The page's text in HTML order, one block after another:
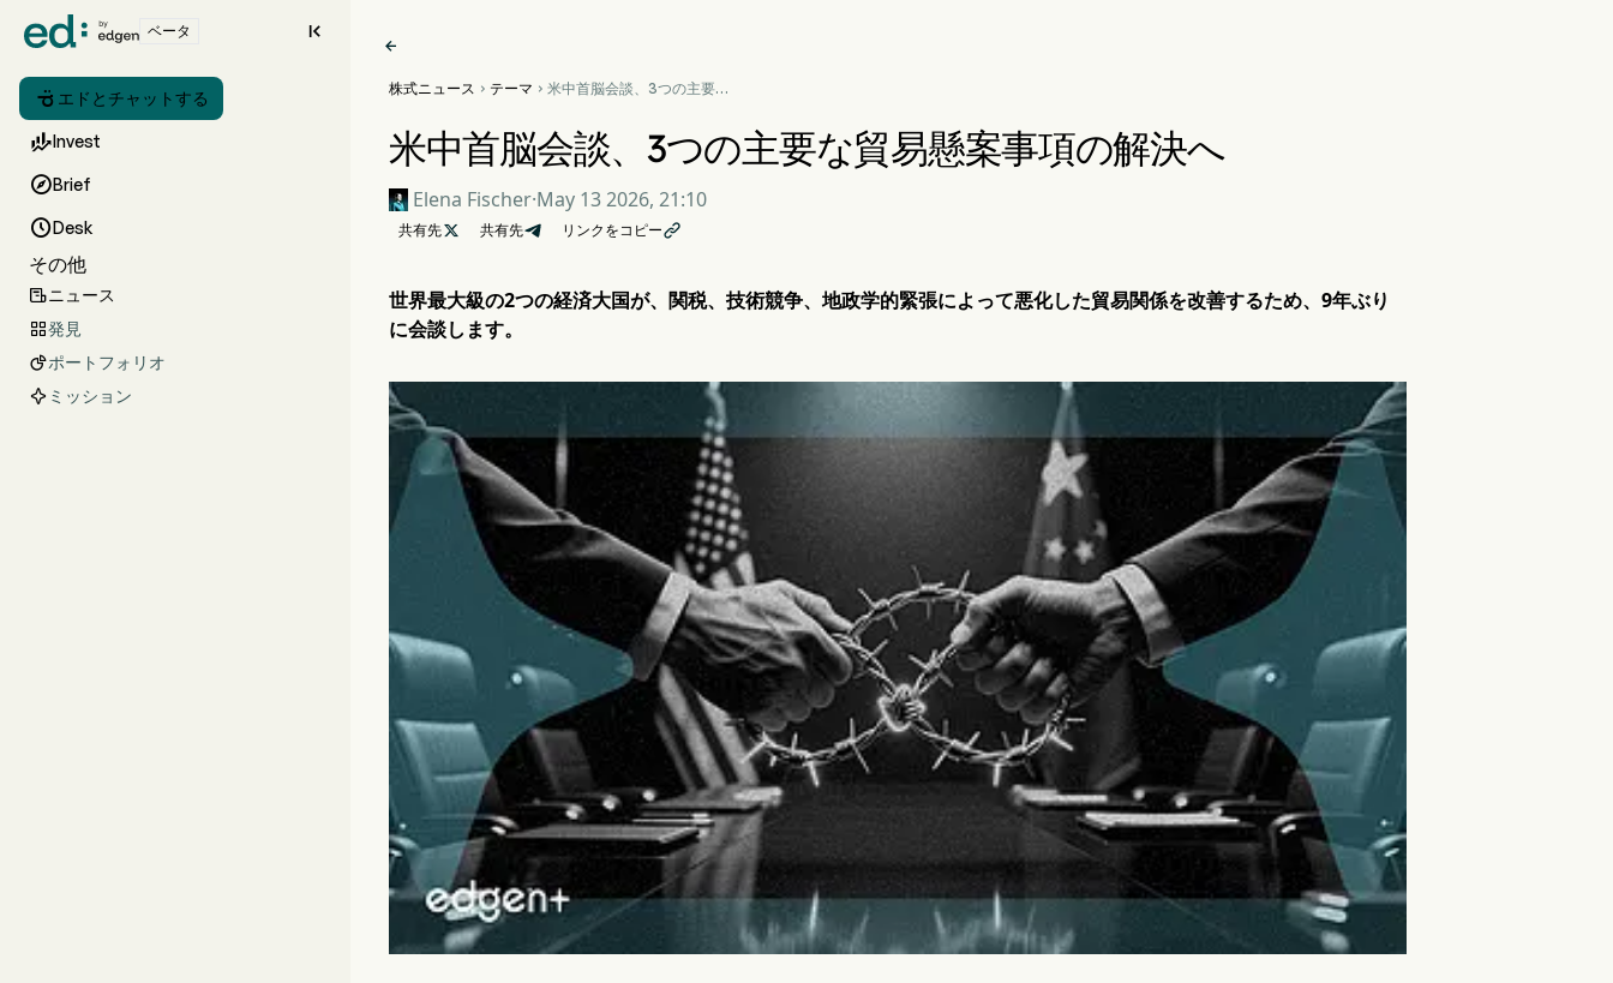
ベータ 
 エドとチャットする
Invest
Brief
Desk
その他
ニュース
発見
ポートフォリオ
ミッション

株式ニュース  テーマ  米中首脳会談、3つの主要な
米中首脳会談、3つの主要な貿易懸案事項の解決へ
Elena Fischer·May 13 2026, 21:10
共有先 共有先 リンクをコピー
世界最大級の2つの経済大国が、関税、技術競争、地政学的緊張によって悪化した貿易関係を改善するため、9年ぶり
に会談します。